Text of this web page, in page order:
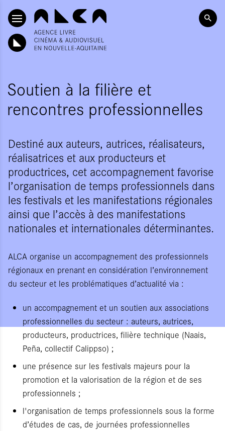
ALLER AU CONTENU PRINCIPAL
Soutien à la filière et
rencontres professionnelles
Destiné aux auteurs, autrices, réalisateurs,
réalisatrices et aux producteurs et
productrices, cet accompagnement favorise
l’organisation de temps professionnels dans
les festivals et les manifestations régionales
ainsi que l’accès à des manifestations
nationales et internationales déterminantes.
ALCA organise un accompagnement des professionnels
régionaux en prenant en considération l’environnement
du secteur et les problématiques d’actualité via :
un accompagnement et un soutien aux associations
professionnelles du secteur : auteurs, autrices,
producteurs, productrices, filière technique (Naais,
Peña, collectif Calippso) ;
une présence sur les festivals majeurs pour la
promotion et la valorisation de la région et de ses
professionnels ;
l'organisation de temps professionnels sous la forme
d’études de cas, de journées professionnelles